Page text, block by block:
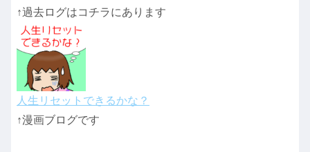
↑過去ログはコチラにあります
人生リセットできるかな？
↑漫画ブログです